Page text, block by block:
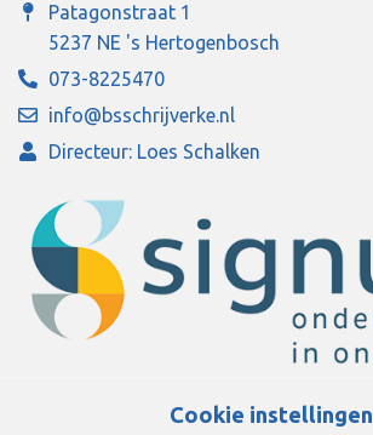
Patagonstraat 1
5237 NE 's Hertogenbosch
073-8225470
info@bsschrijverke.nl
Directeur: Loes Schalken
Cookie instellingen